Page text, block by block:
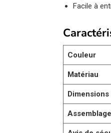
Facile à
Couleur
Matériau
Dimensions
Assemblage